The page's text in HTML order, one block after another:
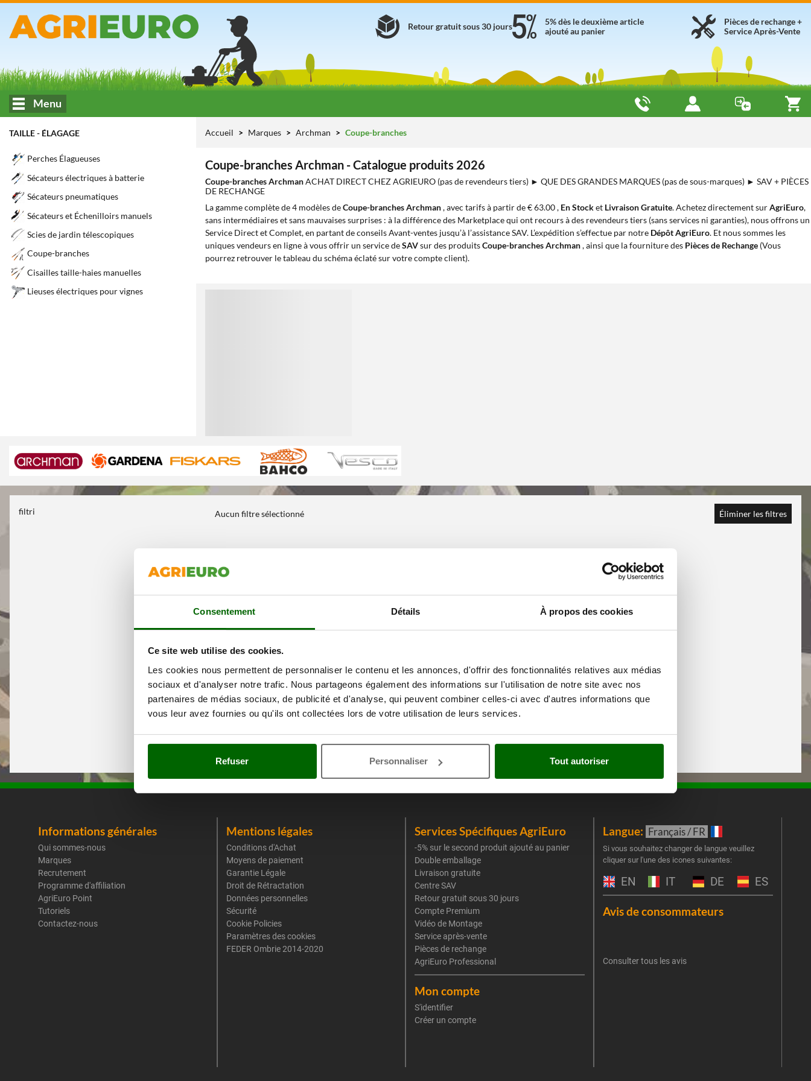
Consentement Détails À propos des cookies
Ce site web utilise des cookies.
Les cookies nous permettent de personnaliser le contenu et les annonces, d'offrir des fonctionnalités relatives aux médias
sociaux et d'analyser notre trafic. Nous partageons également des informations sur l'utilisation de notre site avec nos
partenaires de médias sociaux, de publicité et d'analyse, qui peuvent combiner celles-ci avec d'autres informations que
vous leur avez fournies ou qu'ils ont collectées lors de votre utilisation de leurs services.
Refuser Personnaliser Tout autoriser
Pièces de rechange +
Service Après-Vente
5% dès le deuxième article
ajouté au panier
Retour gratuit sous 30 jours
Menu
TAILLE - ÉLAGAGE
Perches Élagueuses
Sécateurs électriques à batterie
Sécateurs pneumatiques
Sécateurs et Échenilloirs manuels
Scies de jardin télescopiques
Coupe-branches
Cisailles taille-haies manuelles
Lieuses électriques pour vignes
Accueil Marques Archman Coupe-branches
Coupe-branches Archman - Catalogue produits 2026
Coupe-branches ArchmanACHAT DIRECT CHEZ AGRIEURO (pas de revendeurs tiers) ► QUE DES GRANDES MARQUES (pas de sous-marques) ► SAV + PIÈCES
DE RECHANGE
La gamme complète de 4 modèles deCoupe-branches Archman, avec tarifs à partir de € 63.00 , En Stocket Livraison Gratuite. Achetez directement surAgriEuro,
sans intermédiaires et sans mauvaises surprises : à la différence des Marketplace qui ont recours à des revendeurs tiers (sans services ni garanties), nous offrons un
Service Direct et Complet, en partant de conseils Avant-ventes jusqu’à l’assistance SAV. L’expédition s’effectue par notre Dépôt AgriEuro. Et nous sommes les
uniques vendeurs en ligne à vous offrir un service deSAVsur des produitsCoupe-branches Archman, ainsi que la fourniture des Pièces de Rechange (Vous
pourrez retrouver le tableau du schéma éclaté sur votre compte client).
filtri Aucun filtre sélectionné Éliminer les filtres
Informations générales
Qui sommes-nous
Marques
Recrutement
Programme d'affiliation
AgriEuro Point
Tutoriels
Contactez-nous
Mentions légales
Conditions d'Achat
Moyens de paiement
Garantie Légale
Droit de Rétractation
Données personnelles
Sécurité
Cookie Policies
Paramètres des cookies
FEDER Ombrie 2014-2020
Services Spécifiques AgriEuro
-5% sur le second produit ajouté au panier
Double emballage
Livraison gratuite
Centre SAV
Retour gratuit sous 30 jours
Compte Premium
Vidéo de Montage
Service après-vente
Pièces de rechange
AgriEuro Professional
Mon compte
S'identifier
Créer un compte
Langue: Français / FR
Si vous souhaitez changer de langue veuillez
cliquer sur l'une des icones suivantes:
EN IT DE ES
Avis de consommateurs
Consulter tous les avis